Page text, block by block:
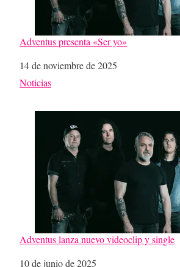
Adventus presenta «Ser yo»
Fecha
14 de noviembre de 2025
Respecto a
Noticias
Adventus lanza nuevo videoclip y single
Fecha
10 de junio de 2025